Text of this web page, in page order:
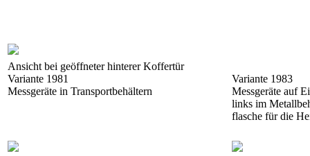
Ansicht bei geöffneter hinterer Koffertür
Variante 1981
Messgeräte in Transportbehältern
Variante 1983
Messgeräte auf
links im
flasche für die